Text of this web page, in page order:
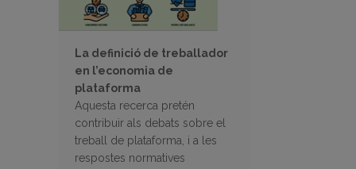
La definició de treballador
en l’economia de
plataforma
Aquesta recerca pretén
contribuir als debats sobre el
treball de plataforma, i a les
respostes normatives